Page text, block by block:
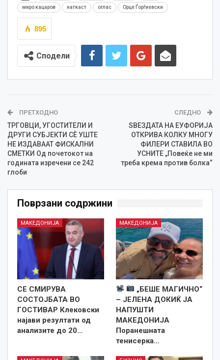
миро кацаров наткаст оглас Орце Ѓорѓиевски
895
Сподели
ПРЕТХОДНО
ТРГОВЦИ, УГОСТИТЕЛИ И
ДРУГИ СУБЈЕКТИ СÈ УШТЕ
НЕ ИЗДАВААТ ФИСКАЛНИ
СМЕТКИ Од почетокот на
годината изречени се 242
глоби
СЛЕДНО
ЅВЕЗДАТА НА ЕУФОРИЈА
ОТКРИВА КОЛКУ МНОГУ
ФИЛЕРИ СТАВИЛА ВО
УСНИТЕ „Повеќе не ми
треба крема против болка“
Поврзани содржини
МАКЕДОНИЈА
СЕ СМИРУВА
СОСТОЈБАТА ВО
ГОСТИВАР Клековски
најави резултати од
анализите до 20…
МАКЕДОНИЈА
„БЕШЕ МАГИЧНО“
– ЈЕЛЕНА ДОКИЌ ЈА
НАПУШТИ
МАКЕДОНИЈА
Поранешната
тенисерка…